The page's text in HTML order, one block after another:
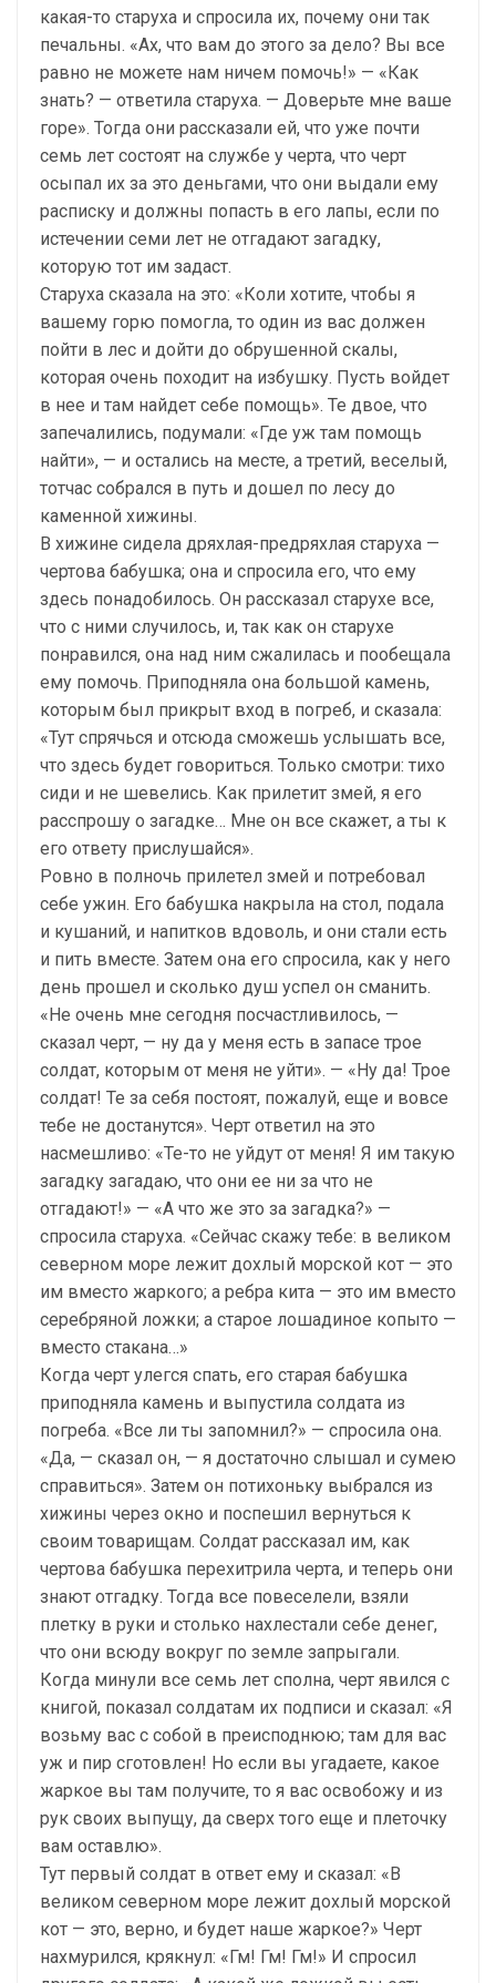
какая-то старуха и спросила их, почему они так
печальны. «Ах, что вам до этого за дело? Вы все
равно не можете нам ничем помочь!» — «Как
знать? — ответила старуха. — Доверьте мне ваше
горе». Тогда они рассказали ей, что уже почти
семь лет состоят на службе у черта, что черт
осыпал их за это деньгами, что они выдали ему
расписку и должны попасть в его лапы, если по
истечении семи лет не отгадают загадку,
которую тот им задаст.
Старуха сказала на это: «Коли хотите, чтобы я
вашему горю помогла, то один из вас должен
пойти в лес и дойти до обрушенной скалы,
которая очень походит на избушку. Пусть войдет
в нее и там найдет себе помощь». Те двое, что
запечалились, подумали: «Где уж там помощь
найти», — и остались на месте, а третий, веселый,
тотчас собрался в путь и дошел по лесу до
каменной хижины.
В хижине сидела дряхлая-предряхлая старуха —
чертова бабушка; она и спросила его, что ему
здесь понадобилось. Он рассказал старухе все,
что с ними случилось, и, так как он старухе
понравился, она над ним сжалилась и пообещала
ему помочь. Приподняла она большой камень,
которым был прикрыт вход в погреб, и сказала:
«Тут спрячься и отсюда сможешь услышать все,
что здесь будет говориться. Только смотри: тихо
сиди и не шевелись. Как прилетит змей, я его
расспрошу о загадке… Мне он все скажет, а ты к
его ответу прислушайся».
Ровно в полночь прилетел змей и потребовал
себе ужин. Его бабушка накрыла на стол, подала
и кушаний, и напитков вдоволь, и они стали есть
и пить вместе. Затем она его спросила, как у него
день прошел и сколько душ успел он сманить.
«Не очень мне сегодня посчастливилось, —
сказал черт, — ну да у меня есть в запасе трое
солдат, которым от меня не уйти». — «Ну да! Трое
солдат! Те за себя постоят, пожалуй, еще и вовсе
тебе не достанутся». Черт ответил на это
насмешливо: «Те-то не уйдут от меня! Я им такую
загадку загадаю, что они ее ни за что не
отгадают!» — «А что же это за загадка?» —
спросила старуха. «Сейчас скажу тебе: в великом
северном море лежит дохлый морской кот — это
им вместо жаркого; а ребра кита — это им вместо
серебряной ложки; а старое лошадиное копыто —
вместо стакана…»
Когда черт улегся спать, его старая бабушка
приподняла камень и выпустила солдата из
погреба. «Все ли ты запомнил?» — спросила она.
«Да, — сказал он, — я достаточно слышал и сумею
справиться». Затем он потихоньку выбрался из
хижины через окно и поспешил вернуться к
своим товарищам. Солдат рассказал им, как
чертова бабушка перехитрила черта, и теперь они
знают отгадку. Тогда все повеселели, взяли
плетку в руки и столько нахлестали себе денег,
что они всюду вокруг по земле запрыгали.
Когда минули все семь лет сполна, черт явился с
книгой, показал солдатам их подписи и сказал: «Я
возьму вас с собой в преисподнюю; там для вас
уж и пир сготовлен! Но если вы угадаете, какое
жаркое вы там получите, то я вас освобожу и из
рук своих выпущу, да сверх того еще и плеточку
вам оставлю».
Тут первый солдат в ответ ему и сказал: «В
великом северном море лежит дохлый морской
кот — это, верно, и будет наше жаркое?» Черт
нахмурился, крякнул: «Гм! Гм! Гм!» И спросил